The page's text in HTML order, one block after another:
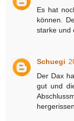
Es hat
können.
starke und
Schuegi
Der Dax
gut und